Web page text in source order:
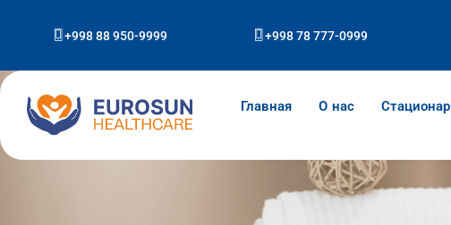
+998 88 950-9999 +998 78 777-0999
Главная О нас Стационар